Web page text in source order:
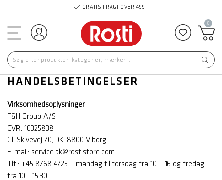
Log ind Tilføj til
0
HANDELSBETINGELSER
Virksomhedsoplysninger
F&H Group A/S
CVR. 10325838
Gl. Skivevej 70, DK-8800 Viborg
E-mail: service.dk@rostistore.com
Tlf.: +45 8768 4725 – mandag til torsdag fra 10 – 16 og fredag
fra 10 - 15.30